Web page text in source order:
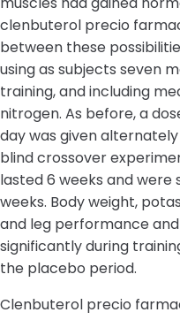
clenbuterol precio
between these
using as subjects seven
training, and including
nitrogen. As before, a
day was given
blind crossover
lasted 6 weeks and
weeks. Body weight,
and leg performance
significantly during
the placebo period.
Clenbuterol precio